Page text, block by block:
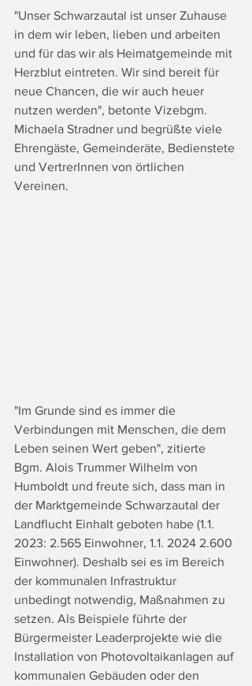
"Unser Schwarzautal ist unser Zuhause
in dem wir leben, lieben und arbeiten
und für das wir als Heimatgemeinde mit
Herzblut eintreten. Wir sind bereit für
neue Chancen, die wir auch heuer
nutzen werden", betonte Vizebgm.
Michaela Stradner und begrüßte viele
Ehrengäste, Gemeinderäte, Bedienstete
und VertrerInnen von örtlichen
Vereinen.
"Im Grunde sind es immer die
Verbindungen mit Menschen, die dem
Leben seinen Wert geben", zitierte
Bgm. Alois Trummer Wilhelm von
Humboldt und freute sich, dass man in
der Marktgemeinde Schwarzautal der
Landflucht Einhalt geboten habe (1.1.
2023: 2.565 Einwohner, 1.1. 2024 2.600
Einwohner). Deshalb sei es im Bereich
der kommunalen Infrastruktur
unbedingt notwendig, Maßnahmen zu
setzen. Als Beispiele führte der
Bürgermeister Leaderprojekte wie die
Installation von Photovoltaikanlagen auf
kommunalen Gebäuden oder den